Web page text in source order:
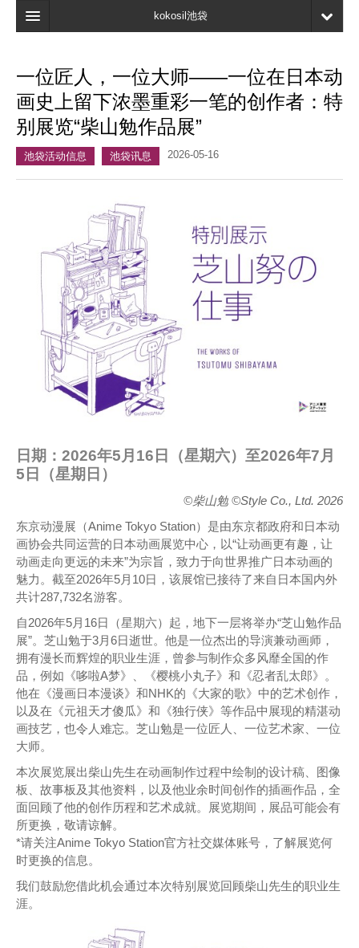
kokosil池袋
地图
最新信息
口碑
我的页面
一位匠人，一位大师——一位在日本动
画史上留下浓墨重彩一笔的创作者：特
别展览“柴山勉作品展”
池袋活动信息 池袋讯息 2026-05-16
日期：2026年5月16日（星期六）至2026年7月
5日（星期日）
©柴山勉 ©Style Co., Ltd. 2026
东京动漫展（Anime Tokyo Station）是由东京都政府和日本动
画协会共同运营的日本动画展览中心，以“让动画更有趣，让
动画走向更远的未来”为宗旨，致力于向世界推广日本动画的
魅力。截至2026年5月10日，该展馆已接待了来自日本国内外
共计287,732名游客。
自2026年5月16日（星期六）起，地下一层将举办“芝山勉作品
展”。芝山勉于3月6日逝世。他是一位杰出的导演兼动画师，
拥有漫长而辉煌的职业生涯，曾参与制作众多风靡全国的作
品，例如《哆啦A梦》、《樱桃小丸子》和《忍者乱太郎》。
他在《漫画日本漫谈》和NHK的《大家的歌》中的艺术创作，
以及在《元祖天才傻瓜》和《独行侠》等作品中展现的精湛动
画技艺，也令人难忘。芝山勉是一位匠人、一位艺术家、一位
大师。
本次展览展出柴山先生在动画制作过程中绘制的设计稿、图像
板、故事板及其他资料，以及他业余时间创作的插画作品，全
面回顾了他的创作历程和艺术成就。展览期间，展品可能会有
所更换，敬请谅解。
*请关注Anime Tokyo Station官方社交媒体账号，了解展览何
时更换的信息。
我们鼓励您借此机会通过本次特别展览回顾柴山先生的职业生
涯。